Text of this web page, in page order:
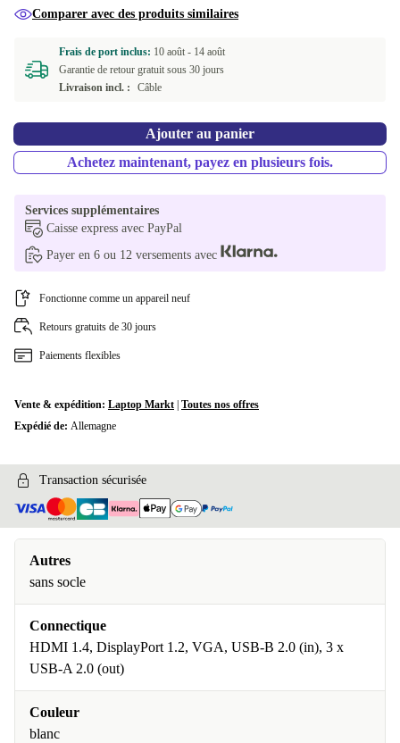
Comparer avec des produits similaires
Frais de port inclus: 10 août - 14 août
Garantie de retour gratuit sous 30 jours
Livraison incl. :
Câble
Ajouter au panier
Achetez maintenant, payez en plusieurs fois.
Services supplémentaires
Caisse express avec PayPal
Payer en 6 ou 12 versements avec
Fonctionne comme un appareil neuf
Retours gratuits de 30 jours
Paiements flexibles
Vente & expédition: Laptop Markt Toutes nos offres
Expédié de: Allemagne
Transaction sécurisée
Autres
sans socle
Connectique
HDMI 1.4, DisplayPort 1.2, VGA, USB-B 2.0 (in), 3 x
USB-A 2.0 (out)
Couleur
blanc